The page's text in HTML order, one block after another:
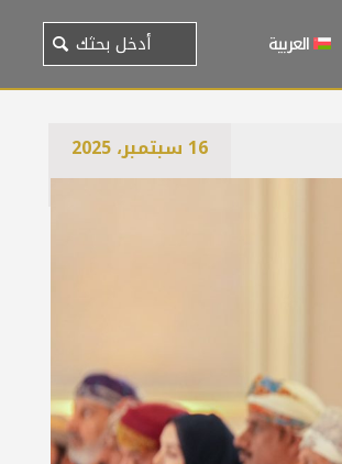
العربية
16 سبتمبر، 2025